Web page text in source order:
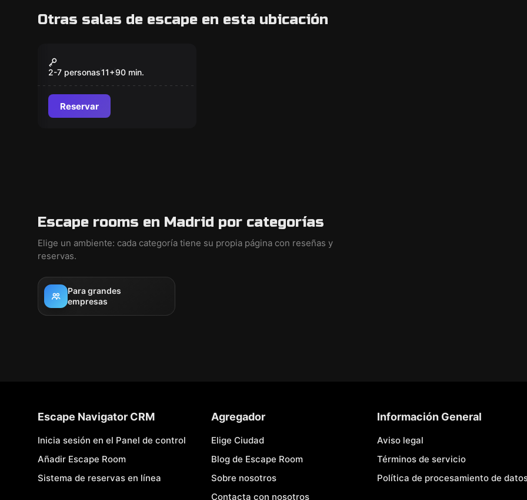
Otras salas de escape en esta ubicación
Nuevo
TAO — Escape Room
de Humor
2-7 personas11+90 min.
Reservar
Escape rooms en Madrid por categorías
Elige un ambiente: cada categoría tiene su propia página con reseñas y
reservas.
Para grandes
empresas
Escape Navigator CRM
Inicia sesión en el Panel de control
Añadir Escape Room
Sistema de reservas en línea
Agregador
Elige Ciudad
Blog de Escape Room
Sobre nosotros
Contacta con nosotros
Información General
Aviso legal
Términos de servicio
Política de procesamiento de